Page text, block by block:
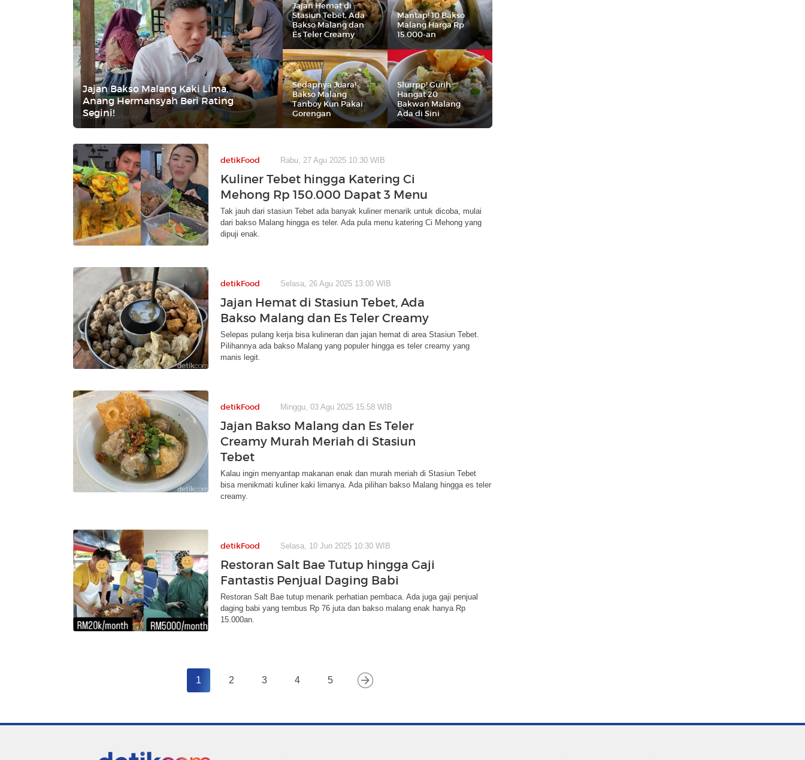
Jajan Bakso Malang Kaki Lima,
Anang Hermansyah Beri Rating
Segini!
Jajan Hemat di
Stasiun Tebet, Ada
Bakso Malang dan
Es Teler Creamy
Mantap! 10 Bakso
Malang Harga Rp
15.000-an
Sedapnya Juara!
Bakso Malang
Tanboy Kun Pakai
Gorengan
Slurrpp! Gurih
Hangat 20
Bakwan Malang
Ada di Sini
detikFood Rabu, 27 Agu 2025 10:30 WIB
Kuliner Tebet hingga Katering Ci
Mehong Rp 150.000 Dapat 3 Menu
Tak jauh dari stasiun Tebet ada banyak kuliner menarik untuk dicoba, mulai
dari bakso Malang hingga es teler. Ada pula menu katering Ci Mehong yang
dipuji enak.
detikFood Selasa, 26 Agu 2025 13:00 WIB
Jajan Hemat di Stasiun Tebet, Ada
Bakso Malang dan Es Teler Creamy
Selepas pulang kerja bisa kulineran dan jajan hemat di area Stasiun Tebet.
Pilihannya ada bakso Malang yang populer hingga es teler creamy yang
manis legit.
detikFood Minggu, 03 Agu 2025 15:58 WIB
Jajan Bakso Malang dan Es Teler
Creamy Murah Meriah di Stasiun
Tebet
Kalau ingin menyantap makanan enak dan murah meriah di Stasiun Tebet
bisa menikmati kuliner kaki limanya. Ada pilihan bakso Malang hingga es teler
creamy.
detikFood Selasa, 10 Jun 2025 10:30 WIB
Restoran Salt Bae Tutup hingga Gaji
Fantastis Penjual Daging Babi
Restoran Salt Bae tutup menarik perhatian pembaca. Ada juga gaji penjual
daging babi yang tembus Rp 76 juta dan bakso malang enak hanya Rp
15.000an.
1 2 3 4 5